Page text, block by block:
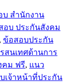
บ สำนักงาน
อบ ประกันสังคม
, ข้อสอบประกัน
สนเทศด้านการ
คม ฟรี, แนว
เจ้าหน้าที่ประกัน